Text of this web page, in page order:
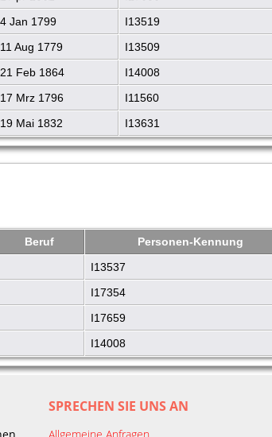
4 Jan 1799 I13519
11 Aug 1779 I13509
21 Feb 1864 I14008
17 Mrz 1796 I11560
19 Mai 1832 I13631
Beruf Personen-Kennung
I13537
I17354
I17659
I14008
SPRECHEN SIE UNS AN
Allgemeine Anfragen